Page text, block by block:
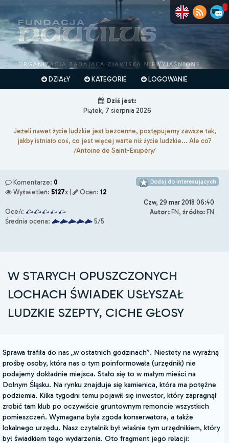
DZIAŁY KATEGORIE LOGOWANIE
Dziś jest:
Piątek, 7 sierpnia 2026
Jeżeli nawet życie ludzkie jest bezcenne, postępujemy zawsze tak,
jakby istniało coś, co jest więcej warte niż życie ludzkie... Ale co?
/Antoine de Saint-Exupéry/
Komentarze: 0
Wyświetleń: 5127x | Ocen: 12
Oceń:
Średnia ocena:
5/5
Dodaj do interesujących
Czw, 29 mar 2018 06:40
Autor: FN, źródło: FN
W STARYCH OPUSZCZONYCH
LOCHACH ŚWIADEK USŁYSZAŁ
LUDZKIE SZEPTY, CICHE GŁOSY
Sprawa trafiła do nas „w ostatnich godzinach”. Niestety na wyraźną
prośbę osoby, która nas o tym poinformowała (urzędnik) nie
podajemy dokładnie miejsca. Stało się to w małym mieści na
Dolnym Śląsku. Na rynku znajduje się kamienica, która ma potężne
podziemia. Kilka tygodni temu pojawił się inwestor, który zapragnął
zrobić tam klub po oczywiście gruntownym remoncie wszystkich
pomieszczeń. Wymagana była zgoda konserwatora, a także
lokalnego urzędu. Nasz czytelnik był właśnie tym urzędnikiem, który
był świadkiem tego wydarzenia. Oto fragment jego relacji: